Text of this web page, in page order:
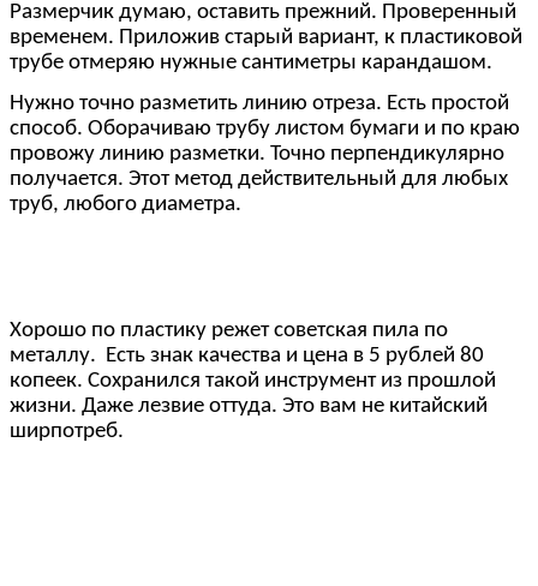
Размерчик думаю, оставить прежний. Проверенный
временем. Приложив старый вариант, к пластиковой
трубе отмеряю нужные сантиметры карандашом.
Нужно точно разметить линию отреза. Есть простой
способ. Оборачиваю трубу листом бумаги и по краю
провожу линию разметки. Точно перпендикулярно
получается. Этот метод действительный для любых
труб, любого диаметра.
Хорошо по пластику режет советская пила по
металлу. Есть знак качества и цена в 5 рублей 80
копеек. Сохранился такой инструмент из прошлой
жизни. Даже лезвие оттуда. Это вам не китайский
ширпотреб.